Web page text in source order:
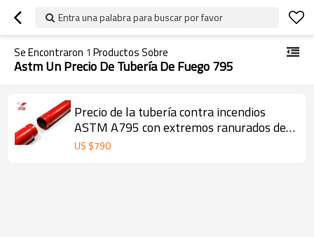
Entra una palabra para buscar por favor
Se Encontraron 1 Productos Sobre
Astm Un Precio De Tubería De Fuego 795
Precio de la tubería contra incendios
ASTM A795 con extremos ranurados de
YOUFA
US $790